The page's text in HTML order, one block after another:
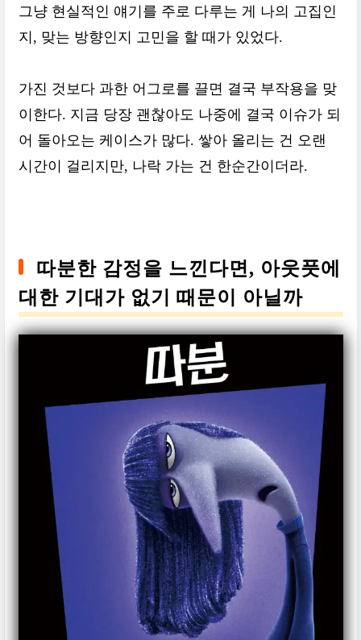
그냥 현실적인 얘기를 주로 다루는 게 나의 고집인
지, 맞는 방향인지 고민을 할 때가 있었다.
가진 것보다 과한 어그로를 끌면 결국 부작용을 맞
이한다. 지금 당장 괜찮아도 나중에 결국 이슈가 되
어 돌아오는 케이스가 많다. 쌓아 올리는 건 오랜
시간이 걸리지만, 나락 가는 건 한순간이더라.
따분한 감정을 느낀다면, 아웃풋에
대한 기대가 없기 때문이 아닐까